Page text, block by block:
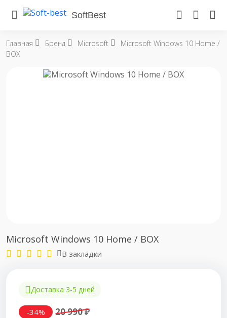
SoftBest
Главная Бренд Microsoft
Microsoft Windows 10 Home /
BOX
Microsoft Windows 10 Home / BOX
В закладки
Доставка 3-5 дней
-34% 20 990 ₽